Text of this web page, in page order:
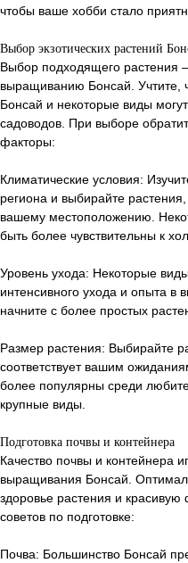
чтобы ваше хобби стало
Выбор экзотических растений
Выбор подходящего растения
выращиванию Бонсай. Учтите,
Бонсай и некоторые виды
садоводов. При выборе
факторы:
Климатические условия:
региона и выбирайте
вашему местоположению.
быть более чувствительны к
Уровень ухода: Некоторые
интенсивного ухода и опыта в
начните с более простых
Размер растения: Выбирайте
соответствует вашим
более популярны среди
крупные виды.
Подготовка почвы и контейнера
Качество почвы и контейнера
выращивания Бонсай.
здоровье растения и
советов по подготовке:
Почва: Большинство Бонсай